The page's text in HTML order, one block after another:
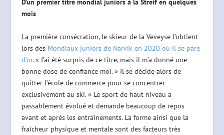
D’un premier titre mondial juniors à la Streif en quelques
mois
La première consécration, le skieur de la Veveyse l’obtient
lors des Mondiaux juniors de Narvik en 2020 où il se pare
d’or. « J’ai été surpris de ce titre, mais il m’a donné une
bonne dose de confiance moi. » Il se décide alors de
quitter l’école de commerce pour se concentrer
exclusivement au ski. « Le sport de haut niveau a
passablement évolué et demande beaucoup de repos
avant et après les entraînements. La forme ainsi que la
fraîcheur physique et mentale sont des facteurs très